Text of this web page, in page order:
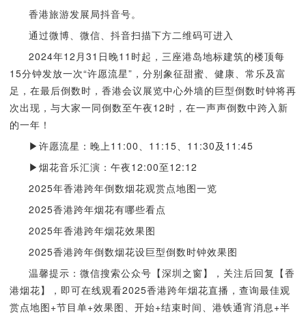
香港旅游发展局抖音号。
通过微博、微信、抖音扫描下方二维码可进入
2024年12月31日晚11时起，三座港岛地标建筑的楼顶每
15分钟发放一次“许愿流星”，分别象征甜蜜、健康、常乐及富
足，在最后倒数时，香港会议展览中心外墙的巨型倒数时钟将再
次出现，与大家一同倒数至午夜12时，在一声声倒数中跨入新
的一年！
▶许愿流星：晚上11:00、11:15、11:30及11:45
▶烟花音乐汇演：午夜12:00至12:12
2025年香港跨年倒数烟花观赏点地图一览
2025香港跨年烟花有哪些看点
2025年香港跨年烟花效果图
2025香港跨年倒数烟花设巨型倒数时钟效果图
温馨提示：微信搜索公众号【深圳之窗】，关注后回复【香
港烟花】，即可在线观看2025香港跨年烟花直播，查询最佳观
赏点地图+节目单+效果图、开始+结束时间、港铁通宵消息+半